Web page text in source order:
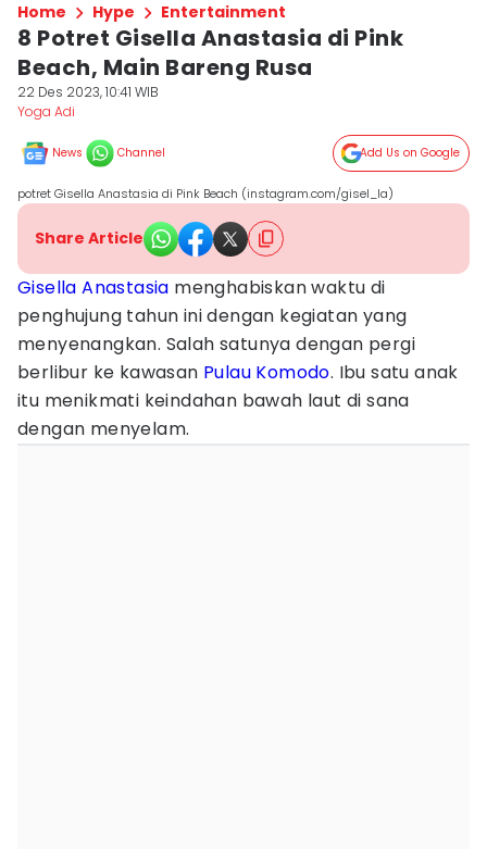
Home Hype Entertainment
8 Potret Gisella Anastasia di Pink
Beach, Main Bareng Rusa
22 Des 2023, 10:41 WIB
Yoga Adi
News Channel Add Us on Google
potret Gisella Anastasia di Pink Beach (instagram.com/gisel_la)
Share Article
Gisella Anastasia menghabiskan waktu di
penghujung tahun ini dengan kegiatan yang
menyenangkan. Salah satunya dengan pergi
berlibur ke kawasan Pulau Komodo. Ibu satu anak
itu menikmati keindahan bawah laut di sana
dengan menyelam.